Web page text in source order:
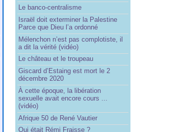
Le banco-centralisme
Israël doit exterminer la Palestine
Parce que Dieu l’a ordonné
Mélenchon n’est pas complotiste, il
a dit la vérité (vidéo)
Le château et le troupeau
Giscard d’Estaing est mort le 2
décembre 2020
À cette époque, la libération
sexuelle avait encore cours ...
(vidéo)
Afrique 50 de René Vautier
Qui était Rémi Fraisse ?